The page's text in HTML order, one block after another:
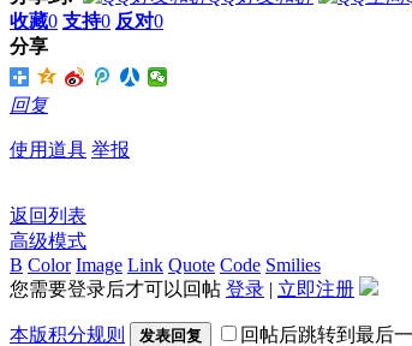
收藏0 支持0 反对0
分享
回复
使用道具 举报
返回列表
高级模式
B Color Image Link Quote Code Smilies
您需要登录后才可以回帖 登录 | 立即注册
本版积分规则 发表回复 回帖后跳转到最后